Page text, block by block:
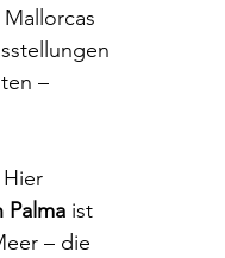
Mallorcas
–
Palma ist
– die